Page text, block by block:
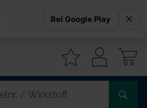
Bei Google Play